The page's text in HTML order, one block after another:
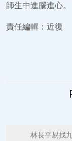
師生中進腦進心。
責任編輯：近復
林長平易找